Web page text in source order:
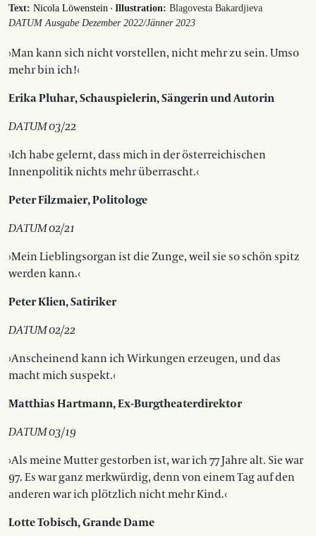
Text: Nicola Löwenstein · Illustration: Blagovesta Bakardjieva
DATUM Ausgabe Dezember 2022/Jänner 2023
›Man kann sich nicht vorstellen, nicht mehr zu sein. Umso
mehr bin ich!‹
Erika Pluhar, Schauspielerin, Sängerin und Autorin
DATUM 03/22
›Ich habe gelernt, dass michin der österreichischen
Innenpolitik nichts mehr überrascht.‹
Peter Filzmaier, Politologe
DATUM 02/21
›Mein Lieblingsorgan ist die Zunge, weil sie so schön spitz
werden kann.‹
Peter Klien, Satiriker
DATUM 02/22
›Anscheinend kann ich Wirkungen erzeugen, und das
macht mich suspekt.‹
Matthias Hartmann, Ex-Burgtheaterdirektor
DATUM 03/19
›Als meine Mutter gestorben ist, war ich 77 Jahre alt. Sie war
97. Es war ganz merkwürdig, denn von einem Tag auf den
anderen war ich plötzlich nicht mehr Kind.‹
Lotte Tobisch, Grande Dame